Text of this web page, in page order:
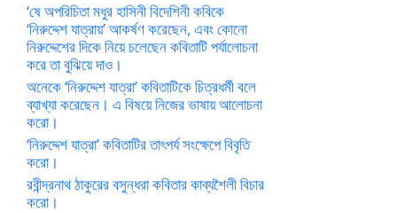
‘ষে অপরিচিতা মধুর হাসিনী বিদেশিনী কবিকে
‘নিরুদ্দেশ যাত্রায়’ আকর্ষণ করেছেন, এবং কোনো
নিরুদ্দেশের দিকে নিয়ে চলেছেন কবিতাটি পর্যালোচনা
করে তা বুঝিয়ে দাও।
অনেকে ‘নিরুদ্দেশ যাত্রা’ কবিতাটিকে চিত্রধর্মী বলে
ব্যাখ্যা করেছেন। এ বিষয়ে নিজের ভাষায় আলোচনা
করো।
‘নিরুদ্দেশ যাত্রা’ কবিতাটির তাৎপর্য সংক্ষেপে বিবৃতি
করো।
রবীন্দ্রনাথ ঠাকুরের বসুন্ধরা কবিতার কাব্যশৈলী বিচার
করো।